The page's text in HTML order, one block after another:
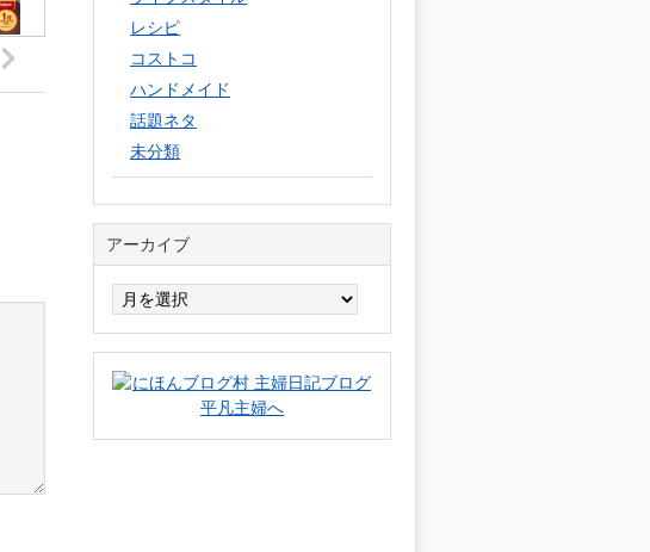
レシピ
コストコ
ハンドメイド
話題ネタ
未分類
アーカイブ
イ